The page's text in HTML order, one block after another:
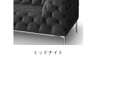
ミッドナイト